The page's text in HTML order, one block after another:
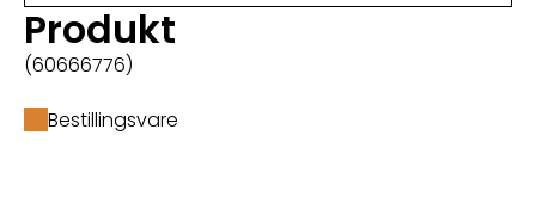
Produkt
(60666776)
Bestillingsvare